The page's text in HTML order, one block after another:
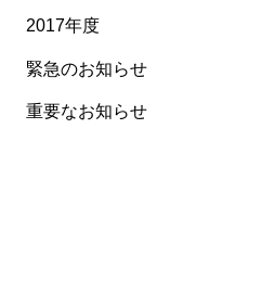
2017年度
緊急のお知らせ
重要なお知らせ